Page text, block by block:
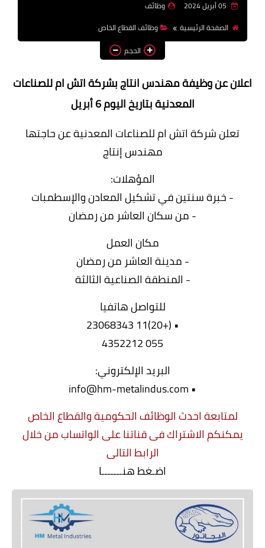
بالجامعات والمعاهد
اخبار
وظائف
الصفحة الرئيسية
وظائف القطاع الخاص
الحجم
اعلان عن وظيفة مهندس انتاج بشركة اتش ام للصناعات
المعدنية بتاريخ اليوم 6 أبريل
تعلن شركة اتش ام للصناعات المعدنية عن حاجتها
مهندس إنتاج
المؤهلات:
- خبرة سنتين في تشكيل المعادن والإسطمبات
- من سكان العاشر من رمضان
مكان العمل
- مدينة العاشر من رمضان
- المنطقة الصناعية الثالثة
للتواصل هاتفيا
• (+20)11 23068343
055 4352212
البريد الإلكتروني:
• info@hm-metalindus.com
لمتابعة احدث الوظائف الحكومية والقطاع الخاص
يمكنكم الاشتراك فى قناتنا على الواتساب من خلال
الرابط التالى
اضـغط هنـــــــا